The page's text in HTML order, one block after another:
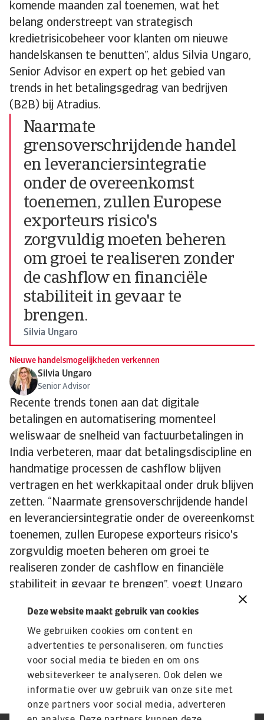
Deze website maakt gebruik van cookies
We gebruiken cookies om content en
advertenties te personaliseren, om functies
voor social media te bieden en om ons
websiteverkeer te analyseren. Ook delen we
informatie over uw gebruik van onze site met
onze partners voor social media, adverteren
komende maanden zal toenemen, wat het
belang onderstreept van strategisch
kredietrisicobeheer voor klanten om nieuwe
handelskansen te benutten”, aldus Silvia Ungaro,
Senior Advisor en expert op het gebied van
trends in het betalingsgedrag van bedrijven
(B2B) bij Atradius.
Naarmate
grensoverschrijdende handel
en leveranciersintegratie
onder de overeenkomst
toenemen, zullen Europese
exporteurs risico's
zorgvuldig moeten beheren
om groei te realiseren zonder
de cashflow en financiële
stabiliteit in gevaar te
brengen.
Silvia Ungaro
Nieuwe handelsmogelijkheden verkennen
Silvia Ungaro
Senior Advisor
Recente trends tonen aan dat digitale
betalingen en automatisering momenteel
weliswaar de snelheid van factuurbetalingen in
India verbeteren, maar dat betalingsdiscipline en
handmatige processen de cashflow blijven
vertragen en het werkkapitaal onder druk blijven
zetten. “Naarmate grensoverschrijdende handel
en leveranciersintegratie onder de overeenkomst
toenemen, zullen Europese exporteurs risico's
zorgvuldig moeten beheren om groei te
realiseren zonder de cashflow en financiële
stabiliteit in gevaar te brengen”, voegt Ungaro
Neem contact met ons op om te ontdekken hoe
u uw eigen kredietrisicostrategie kunt
versterken en hoe wiju kunnen helpenom